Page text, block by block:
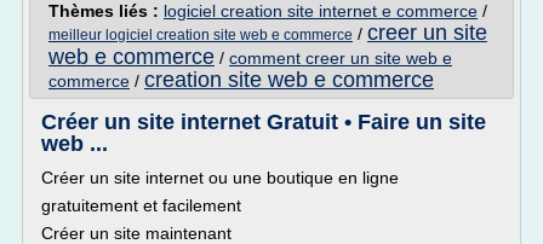
Thèmes liés : logiciel creation site internet e commerce /
meilleur logiciel creation site web e commerce / creer un site
web e commerce / comment creer un site web e
commerce / creation site web e commerce
Créer un site internet Gratuit • Faire un site
web ...
Créer un site internet ou une boutique en ligne
gratuitement et facilement
Créer un site maintenant